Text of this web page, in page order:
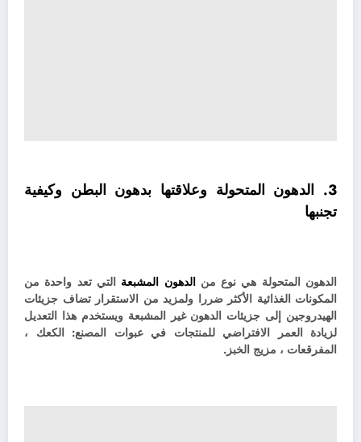
3.
الدهون المتحولة وعلاقتها بدهون البطن وكيفية
تجنبها
الدهون المتحولة هي نوع منالدهون المشبعة التي تعد واحدة من
المكونات الغذائية الأكثر ضررا ولمزيد من الاستقرار تضاف جزيئات
الهيدروجين إلى جزيئات الدهون غير المشبعة ويستخدم هذا التعديل
لزيادة العمر الافتراضي للمنتجات في عبوات المصنع: الكعك ،
المفرقعات ، مزيج الخبز.